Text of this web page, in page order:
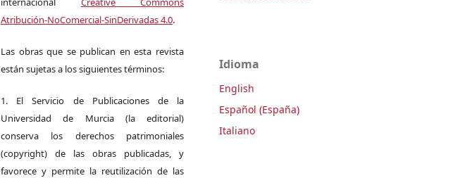
Atribución-NoComercial-SinDerivadas 4.0.
Las obras que se publican en esta revista
están sujetas a los siguientes términos:
1. El Servicio de Publicaciones de la
Universidad de Murcia (la editorial)
conserva los derechos patrimoniales
(copyright) de las obras publicadas, y
favorece y permite la reutilización de las
Idioma
English
Español (España)
Italiano